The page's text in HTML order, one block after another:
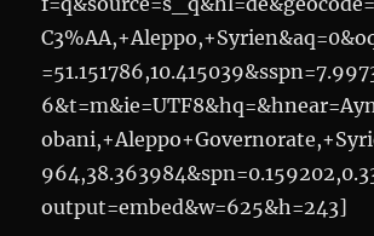
output=embed&w=625&h=243]